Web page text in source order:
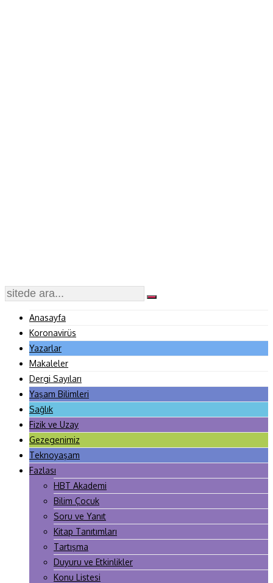
Anasayfa
Koronavirüs
Yazarlar
Makaleler
Dergi Sayıları
Yaşam Bilimleri
Sağlık
Fizik ve Uzay
Gezegenimiz
Teknoyaşam
Fazlası
HBT Akademi
Bilim Çocuk
Soru ve Yanıt
Kitap Tanıtımları
Tartışma
Duyuru ve Etkinlikler
Konu Listesi